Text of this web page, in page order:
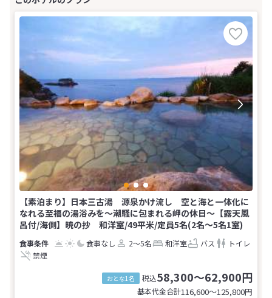
【素泊まり】日本三古湯 源泉かけ流し 空と海と一体化に
なれる至福の湯浴みを〜潮騒に包まれる岬の休日〜【露天風
呂付/海側】暁の抄 和洋室/49平米/定員5名(2名～5名1室)
食事なし 2～5名 和洋室 バス
トイレ
禁煙
おとな1名 税込58,300～62,900円
基本代金合計116,600〜125,800円